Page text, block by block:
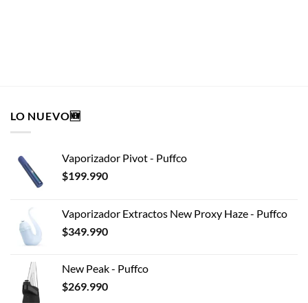
LO NUEVO🆕
Vaporizador Pivot - Puffco
$199.990
Vaporizador Extractos New Proxy Haze - Puffco
$349.990
New Peak - Puffco
$269.990